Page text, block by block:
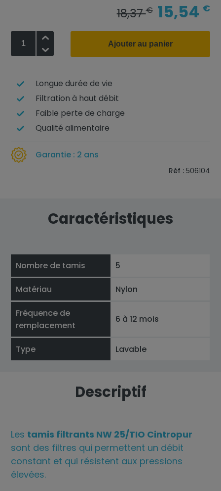
18,37€ 15,54 €
Ajouter au panier
Longue durée de vie
Filtration à haut débit
Faible perte de charge
Qualité alimentaire
Garantie : 2 ans
Réf : 506104
Caractéristiques
Nombre de tamis 5
Matériau Nylon
Fréquence de
remplacement
6 à 12 mois
Type Lavable
Descriptif
Les tamis filtrants NW 25/TIO Cintropur
sont des filtres qui permettent un débit
constant et qui résistent aux pressions
élevées.